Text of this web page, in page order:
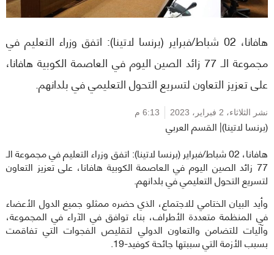
هافانا، 02 شباط/فبراير (برنسا لاتينا): اتفق وزراء التعليم في
مجموعة الـ 77 زائد الصين اليوم في العاصمة الكوبية هافانا،
على تعزيز التعاون لتسريع التحول التعليمي في بلدانهم.
نشر الثلاثاء، 2 فبراير، 2023 6:13 م
(برنسا لاتينا)| القسم العربي
هافانا، 02 شباط/فبراير (برنسا لاتينا): اتفق وزراء التعليم في مجموعة الـ
77 زائد الصين اليوم في العاصمة الكوبية هافانا، على تعزيز التعاون
لتسريع التحول التعليمي في بلدانهم.
وأيد البيان الختامي للاجتماع، الذي حضره ممثلو جميع الدول الأعضاء
في المنظمة متعددة الأطراف، بناء توافق في الآراء في المجموعة،
وآليات للتضامن والتعاون الدولي لتقليص الفجوات التي تفاقمت
بسبب الأزمة التي سببتها جائحة كوفيد-19.